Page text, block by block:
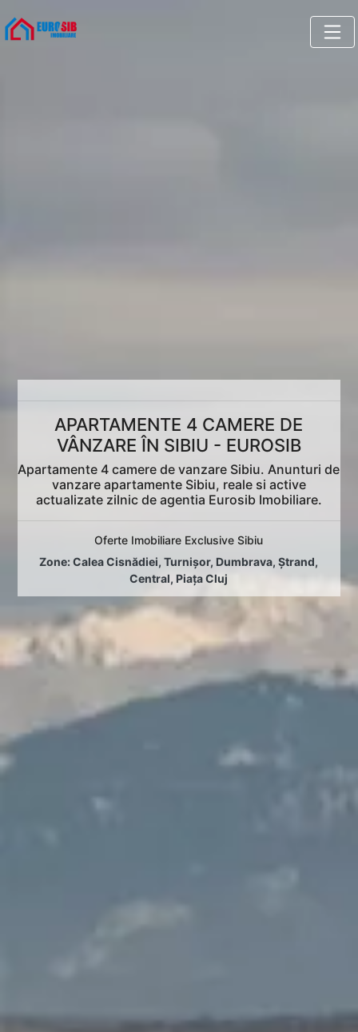
APARTAMENTE 4 CAMERE DE
VÂNZARE ÎN SIBIU - EUROSIB
Apartamente 4 camere de vanzare Sibiu. Anunturi de
vanzare apartamente Sibiu, reale si active
actualizate zilnic de agentia Eurosib Imobiliare.
Oferte Imobiliare Exclusive Sibiu
Zone:Calea Cisnădiei,Turnișor, Dumbrava,Ștrand,
Central, Piața Cluj